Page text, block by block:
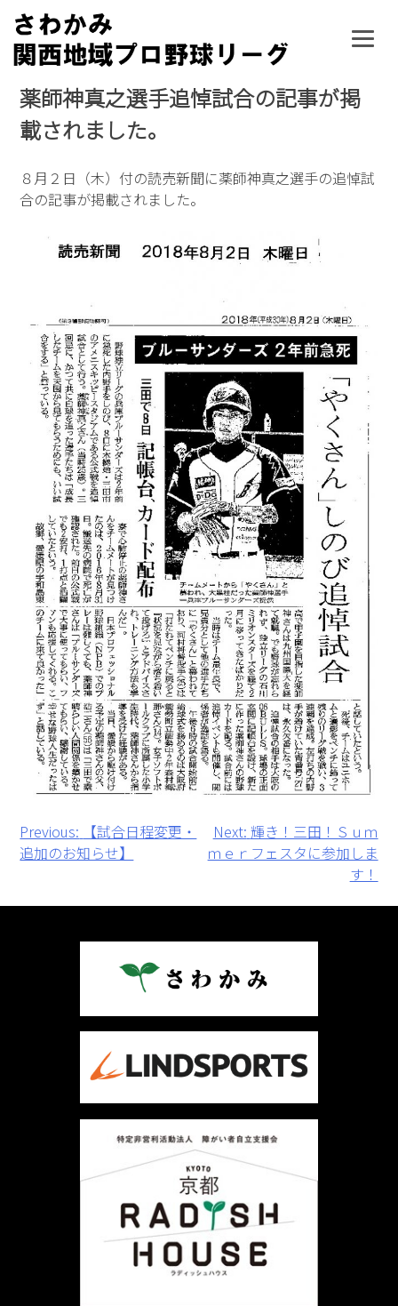
Skip
content
薬師神真之選手追悼試合の記事が掲
載されました。
８月２日（木）付の読売新聞に薬師神真之選手の追悼試
合の記事が掲載されました。
投
稿
ナ
Previous:
【試合日程変更・
追加のお知らせ】
Next: 輝き！三田！Ｓｕｍ
ｍｅｒフェスタに参加しま
す！